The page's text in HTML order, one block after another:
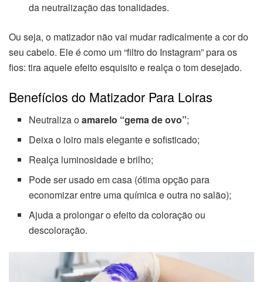
da neutralização das tonalidades.
Ou seja, o matizador não vai mudar radicalmente a cor do
seu cabelo. Ele é como um “filtro do Instagram” para os
fios: tira aquele efeito esquisito e realça o tom desejado.
Benefícios do Matizador Para Loiras
Neutraliza oamarelo “gema de ovo”;
Deixa o loiro mais elegante e sofisticado;
Realça luminosidade e brilho;
Pode ser usado em casa (ótima opção para
economizar entre uma química e outra no salão);
Ajuda a prolongar o efeito da coloração ou
descoloração.